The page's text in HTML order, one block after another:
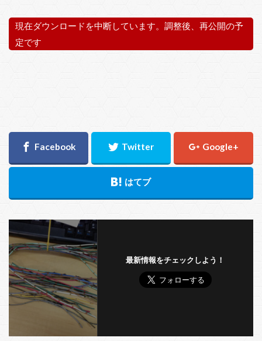
現在ダウンロードを中断しています。調整後、再公開の予
定です
最新情報をチェックしよう！